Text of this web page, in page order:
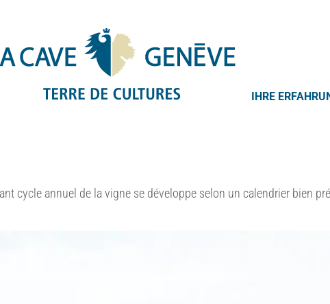
IHRE
cycle annuel de la vigne se développe selon un calendrier bien